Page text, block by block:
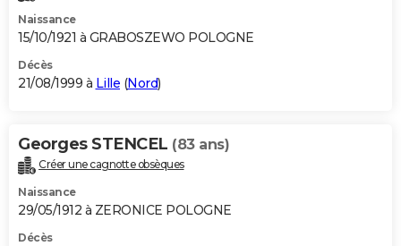
Naissance
15/10/1921 à GRABOSZEWO POLOGNE
Décès
21/08/1999 à Lille (Nord)
Georges STENCEL (83 ans)
Créer une cagnotte obsèques
Naissance
29/05/1912 à ZERONICE POLOGNE
Décès